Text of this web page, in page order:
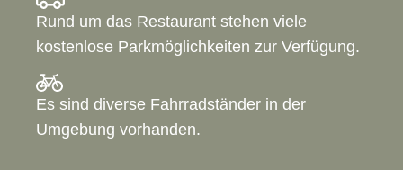
Rund um das Restaurant stehen viele
kostenlose Parkmöglichkeiten zur Verfügung.
Es sind diverse Fahrradständer in der
Umgebung vorhanden.